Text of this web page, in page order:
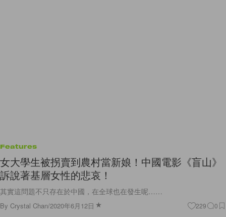
Features
女大學生被拐賣到農村當新娘！中國電影《盲山》
訴說著基層女性的悲哀！
其實這問題不只存在於中國，在全球也在發生呢……
By Crystal Chan/2020年6月12日 229 0